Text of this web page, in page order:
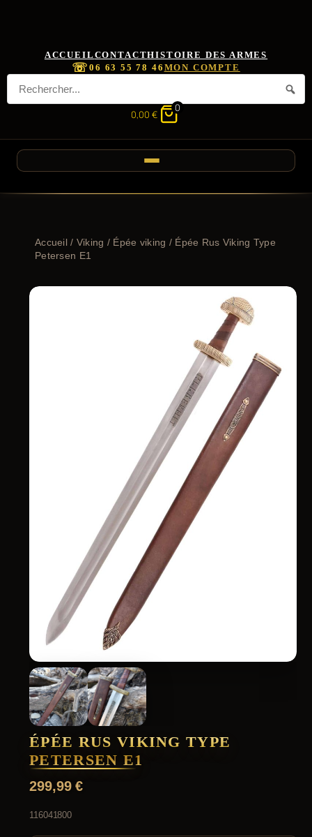
ACCUEIL CONTACTHISTOIRE DES ARMES
☏06 63 55 78 46 MON COMPTE
0,00 €
0
Accueil/ Viking / Épée viking / Épée Rus Viking Type
Petersen E1
ÉPÉE RUS VIKING TYPE
PETERSEN E1
299,99€
116041800